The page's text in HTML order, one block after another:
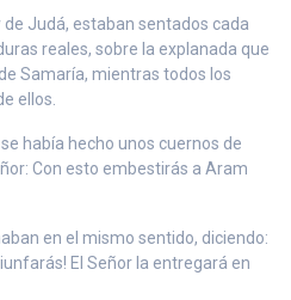
Judá, estaban sentados cada
reales, sobre la explanada que
Samaría, mientras todos los
ellos.
había hecho unos cuernos de
Con esto embestirás a Aram
en el mismo sentido, diciendo:
El Señor la entregará en